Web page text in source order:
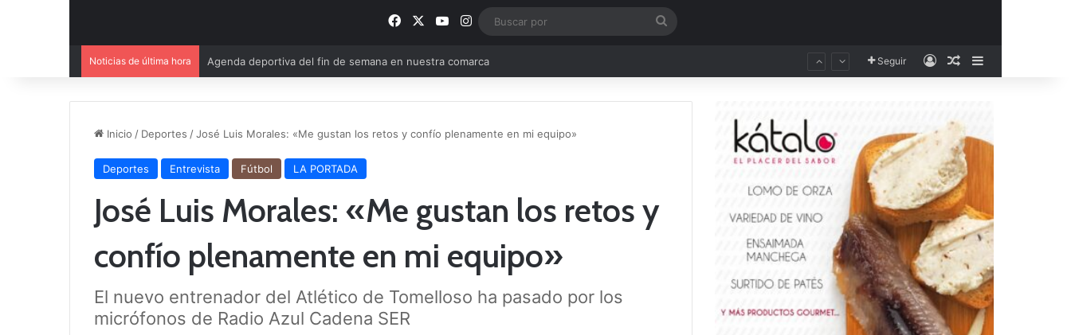
FacebookYouTube
Instagram
Noticias de última hora Ya se conoce el calendario de Tercera RFEF Seguir AccesoPublicación al
Inicio / Deportes /José Luis Morales: «Me gustan los retos y confío plenamente en mi equipo»
Deportes Entrevista Fútbol LA PORTADA
José Luis Morales: «Me gustan los retos y
confío plenamente en mi equipo»
El nuevo entrenador del Atlético de Tomelloso ha pasado por los
micrófonos de Radio Azul Cadena SER